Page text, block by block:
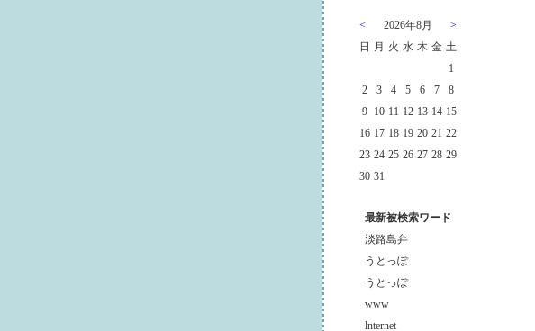
< 2026年8月
>
日
月 火 水 木 金 土
1
2
3 4 5 6 7
8
9 10 11 12 13 14 15
16 17 18 19 20 21 22
23 24 25 26 27 28 29
30 31
最新被検索ワード
淡路島弁
うとっぽ
うとっぽ
www
lnternet